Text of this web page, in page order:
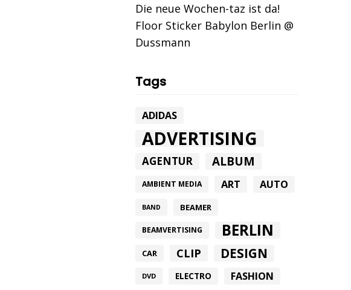
Die neue Wochen-taz ist da!
Floor Sticker Babylon Berlin @
Dussmann
Tags
ADIDAS
ADVERTISING
AGENTUR ALBUM
AMBIENT MEDIA ART AUTO
BAND BEAMER
BEAMVERTISING BERLIN
CAR CLIP DESIGN
DVD ELECTRO FASHION